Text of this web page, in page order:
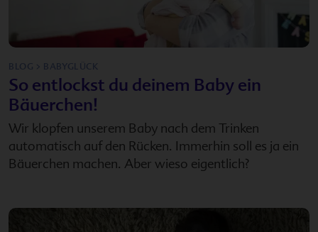
BLOG > BABYGLÜCK
So entlockst du deinem Baby ein
Bäuerchen!
Wir klopfen unserem Baby nach dem Trinken
automatisch auf den Rücken. Immerhin soll es ja ein
Bäuerchen machen. Aber wieso eigentlich?